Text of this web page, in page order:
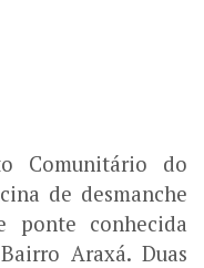
Comunitário do
de desmanche
ponte conhecida
Araxá. Duas